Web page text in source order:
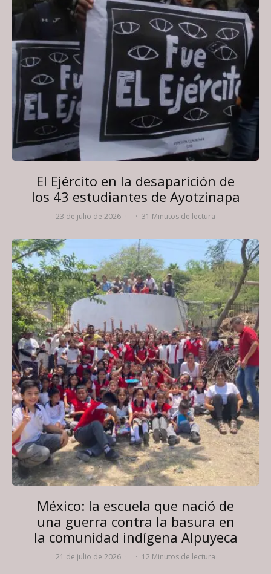
El Ejército en la desaparición de
los 43 estudiantes de Ayotzinapa
23 de julio de 2026 · · 31 Minutos de lectura
México: la escuela que nació de
una guerra contra la basura en
la comunidad indígena Alpuyeca
21 de julio de 2026 · · 12 Minutos de lectura